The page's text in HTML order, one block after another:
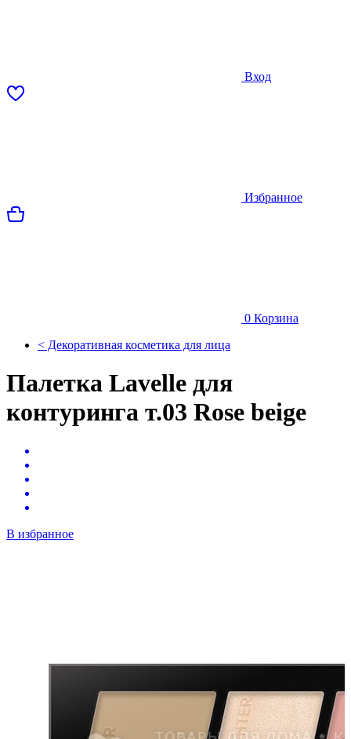
Вход
Избранное
0 Корзина
< Декоративная косметика для лица
Палетка Lavelle для
контуринга т.03 Rose beige
В избранное